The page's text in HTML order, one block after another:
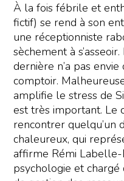
À la fois fébrile et
fictif) se rend à son
une réceptionniste
sèchement à
dernière n’a pas
comptoir.
amplifie le stress de
est très important. Le
rencontrer quelqu’un
chaleureux, qui
affirme Rémi
psychologie et